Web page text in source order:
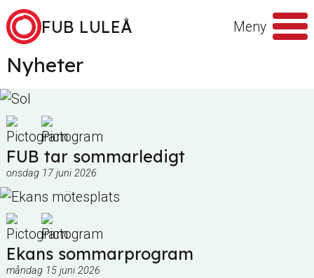
Hoppa till innehåll
FUB LULEÅ Meny
Sök
efter
Nyheter
FUB tar sommarledigt
onsdag 17 juni 2026
Ekans sommarprogram
måndag 15 juni 2026